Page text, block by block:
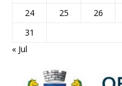
24
25 26
31
« Jul